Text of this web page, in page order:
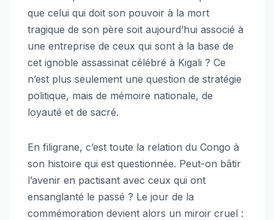
que celui qui doit son pouvoir à la mort
tragique de son père soit aujourd’hui associé à
une entreprise de ceux qui sont à la base de
cet ignoble assassinat célébré à Kigali ? Ce
n’est plus seulement une question de stratégie
politique, mais de mémoire nationale, de
loyauté et de sacré.
En filigrane, c’est toute la relation du Congo à
son histoire qui est questionnée. Peut-on bâtir
l’avenir en pactisant avec ceux qui ont
ensanglanté le passé ? Le jour de la
commémoration devient alors un miroir cruel :